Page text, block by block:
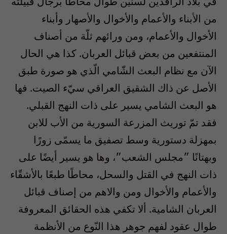
من الأبناء والأعمام والأخوال والأصهار وأبناء
الأخوال والأعمام، ومن ورائهم ثلّة من أصناف
المنتفعين من بعض قبائل العربان. كذا هي الحال
الآن مع نظام البعث الشّامي الّذي هو صورة طبق
الأصل عن ذاك الشقيق العراقي سيّء الصيت. فها
هو البعث الشامي يسير على ذات النهج القبلي.
فقد تمّ توريث المزرعة السورية من الأب للابن
بمهزلة دستورية وسط تصفيق ما يسمّى زورًا
وبهتانًا ״مجلس الشعب״، وها هو يسير أيضًا على
ذات النهج في القتل والسحل، محاطًا طبعًا بالأشقّاء
والأعمام والأخوال ومن والاهم من إصناف قبائل
العربان الشامية. ألا تكفي هذه الحقائق المعروفة
طوال عقود لفهم جوهر هذا النّوع من الأنظمة